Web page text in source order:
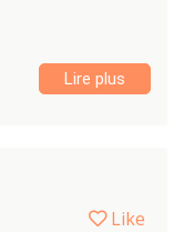
Lire plus
Like